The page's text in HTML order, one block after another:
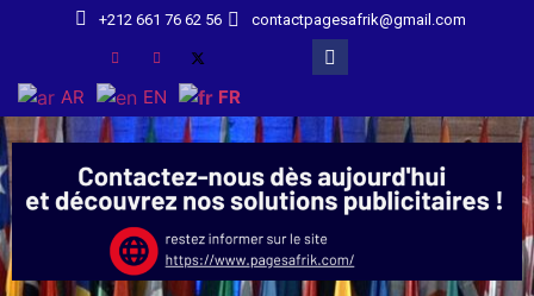
+212 661 76 62 56 contactpagesafrik@gmail.com
AR EN FR